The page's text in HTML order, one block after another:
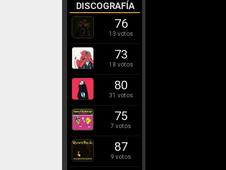
DISCOGRAFÍA
76
13 votos
73
18 votos
80
31 votos
75
7 votos
87
9 votos